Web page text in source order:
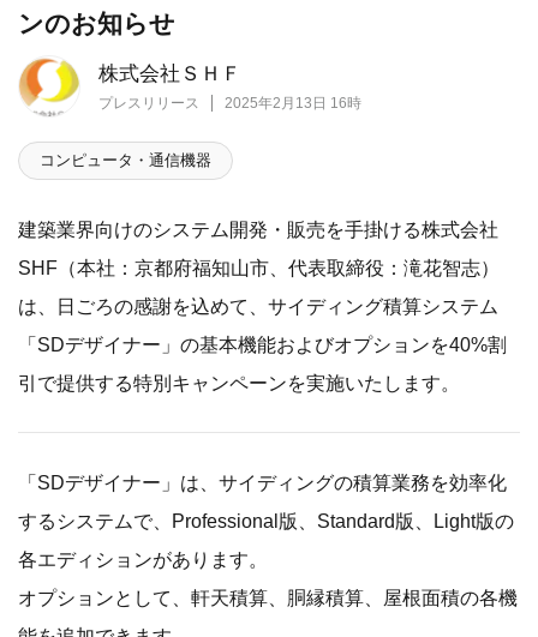
株式会社ＳＨＦ
プレスリリース 2025年2月13日 16時
ンのお知らせ
コンピュータ・通信機器
建築業界向けのシステム開発・販売を手掛ける株式会社
SHF（本社：京都府福知山市、代表取締役：滝花智志）
は、日ごろの感謝を込めて、サイディング積算システム
「SDデザイナー」の基本機能およびオプションを40%割
引で提供する特別キャンペーンを実施いたします。
「SDデザイナー」は、サイディングの積算業務を効率化
するシステムで、Professional版、Standard版、Light版の
各エディションがあります。
オプションとして、軒天積算、胴縁積算、屋根面積の各機